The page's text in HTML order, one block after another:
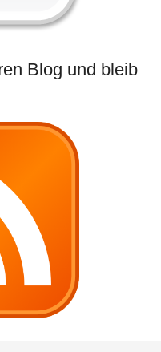
Blog und bleib